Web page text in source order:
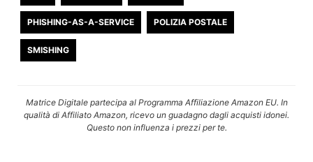
PHISHING-AS-A-SERVICE POLIZIA POSTALE
SMISHING
Matrice Digitale partecipa al Programma Affiliazione Amazon EU. In
qualità di Affiliato Amazon, ricevo un guadagno dagli acquisti idonei.
Questo non influenza i prezzi per te.